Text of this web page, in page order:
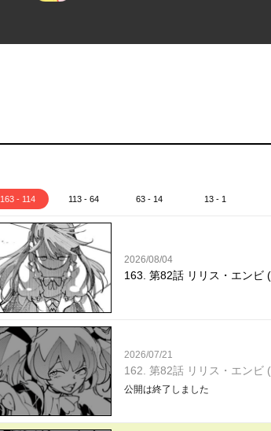
163 - 114 113 - 64 63 - 14 13 - 1
2026/08/04
163. 第82話 リリス・エンビ
2026/07/21
162. 第82話 リリス・エンビ
公開は終了しました